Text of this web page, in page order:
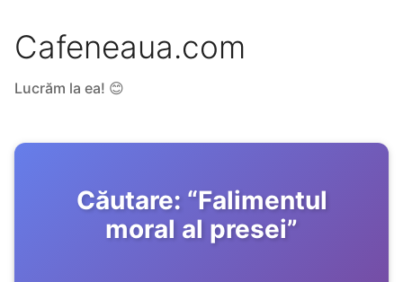
Cafeneaua.com
Lucrăm la ea! 😊
Căutare: “Falimentul
moral al presei”